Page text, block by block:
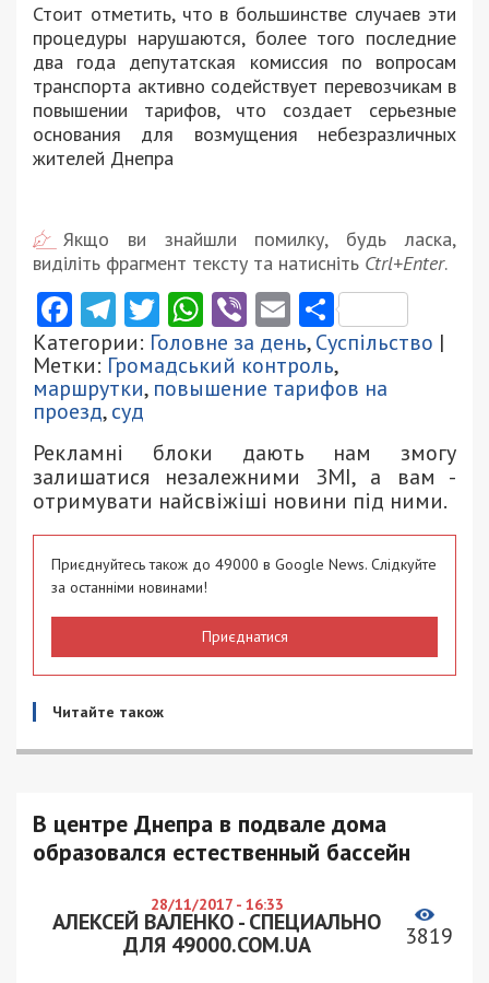
Стоит отметить, что в большинстве случаев эти
процедуры нарушаются, более того последние
два года депутатская комиссия по вопросам
транспорта активно содействует перевозчикам в
повышении тарифов, что создает серьезные
основания для возмущения небезразличных
жителей Днепра
Якщо ви знайшли помилку, будь ласка,
виділіть фрагмент тексту та натисніть Ctrl+Enter.
Facebook
Telegram
Twitter
WhatsApp
ViberEmail
Категории: Головне за день,Суспільство |
Метки: Громадський контроль,
маршрутки, повышение тарифов на
проезд,суд
Рекламні блоки дають нам змогу
залишатися незалежними ЗМІ, а вам -
отримувати найсвіжіші новини під ними.
Приєднуйтесь також до 49000 в Google News. Слідкуйте
за останніми новинами!
Приєднатися
Читайте також
В центре Днепра в подвале дома
образовался естественный бассейн
28/11/2017 - 16:33
АЛЕКСЕЙ ВАЛЕНКО - СПЕЦИАЛЬНО
ДЛЯ 49000.COM.UA
3819